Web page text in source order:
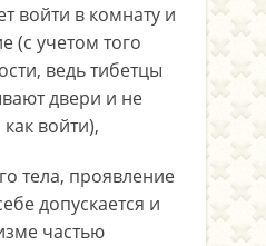
войти в комнату и
(с учетом того
ведь тибетцы
двери и не
войти),
тела, проявление
допускается и
частью